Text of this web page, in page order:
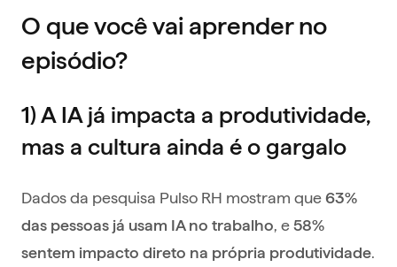
O que você vai aprender no
episódio?
1) A IA já impacta a produtividade,
mas a cultura ainda é o gargalo
Dados da pesquisa Pulso RH mostram que 63%
das pessoas já usam IA no trabalho , e 58%
sentem impacto direto na própria produtividade